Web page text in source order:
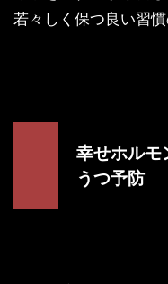
若々しく保つ良い習
幸せホルモ
うつ予防